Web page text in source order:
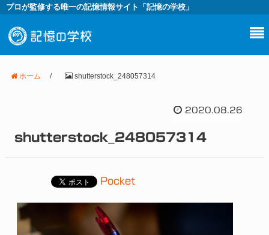
プロが監修する唯一の記憶情報サイト「記憶の学校」
ホーム / shutterstock_248057314
2020.08.26
shutterstock_248057314
Pocket